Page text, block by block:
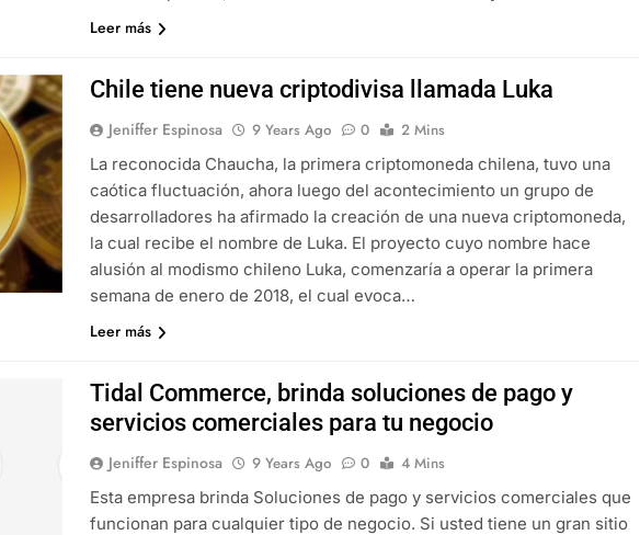
Leer más
Chile tiene nueva criptodivisa llamada Luka
Jeniffer Espinosa 9 Years Ago 0
2 Mins
La reconocida Chaucha, la primera criptomoneda chilena, tuvo una
caótica fluctuación, ahora luego del acontecimiento un grupo de
desarrolladores ha afirmado la creación de una nueva criptomoneda,
la cual recibe el nombre de Luka. El proyecto cuyo nombre hace
alusión al modismo chileno Luka, comenzaría a operar la primera
semana de enero de 2018, el cual evoca…
Leer más
Tidal Commerce, brinda soluciones de pago y
servicios comerciales para tu negocio
Jeniffer Espinosa 9 Years Ago 0
4 Mins
Esta empresa brinda Soluciones de pago y servicios comerciales que
funcionan para cualquier tipo de negocio. Si usted tiene un gran sitio